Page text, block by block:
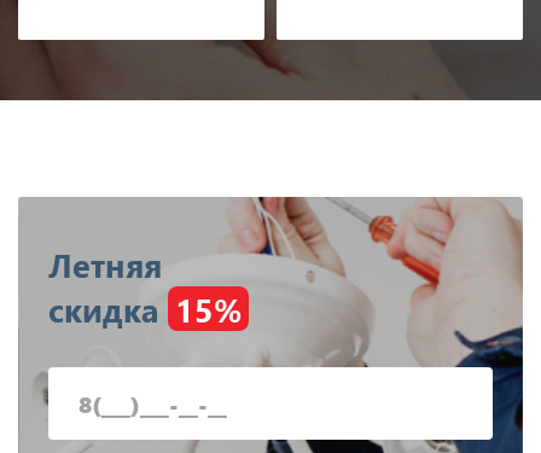
Летняя
скидка 15%